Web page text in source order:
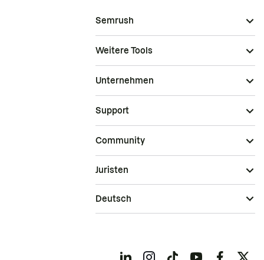
Semrush
Weitere Tools
Unternehmen
Support
Community
Juristen
Deutsch